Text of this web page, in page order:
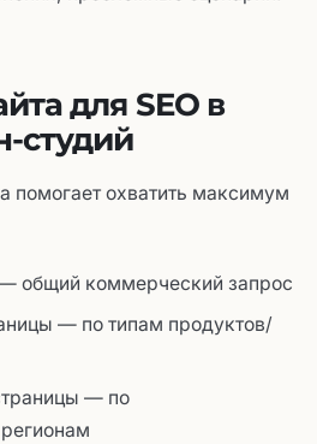
для SEO в
студий
помогает охватить максимум
общий коммерческий запрос
— по типам продуктов/
— по